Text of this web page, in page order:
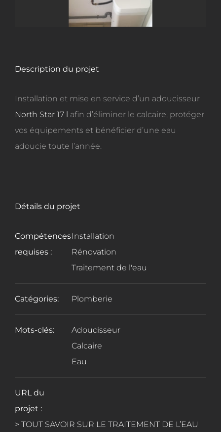
Description du projet
Installation et mise en service d’un adoucisseur
North Star 17 l afin d’éliminer le calcaire, protéger
vos équipements et bénéficier d’une eau
adoucie toute l’année.
Détails du projet
Compétences
requises :
Installation
Rénovation
Traitement de l'eau
Catégories: Plomberie
Mots-clés:
Adoucisseur
Calcaire
Eau
URL du
projet :
> TOUT SAVOIR SUR LE TRAITEMENT DE L’EAU